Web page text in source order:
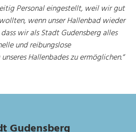
Personal eingestellt, weil wir gut
wenn unser Hallenbad wieder
wir als Stadt Gudensberg alles
und reibungslose
Hallenbades zu ermöglichen.“
Gudensberg